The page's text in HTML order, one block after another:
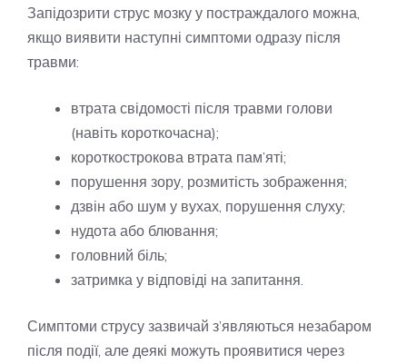
Запідозрити струс мозку у постраждалого можна,
якщо виявити наступні симптоми одразу після
травми:
втрата свідомості після травми голови
(навіть короткочасна);
короткострокова втрата пам’яті;
порушення зору, розмитість зображення;
дзвін або шум у вухах, порушення слуху;
нудота або блювання;
головний біль;
затримка у відповіді на запитання.
Симптоми струсу зазвичай з’являються незабаром
після події, але деякі можуть проявитися через